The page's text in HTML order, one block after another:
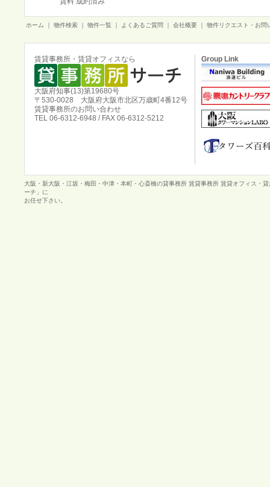
ホーム 物件検索 物件一覧 よくあるご質問 会社概要 物件リクエスト・お問
賃貸事務所・賃貸オフィスなら
大阪府知事(13)第19680号
〒530-0028 大阪府大阪市北区万歳町4番12号
賃貸事務所のお問い合わせ
TEL 06-6312-6948 / FAX 06-6312-5212
Group Link
大阪・新大阪・江坂・梅田・中津・本町・心斎橋の貸事務所 賃貸事務所 賃貸オフィス・
ーチ」に
お任せ下さい。